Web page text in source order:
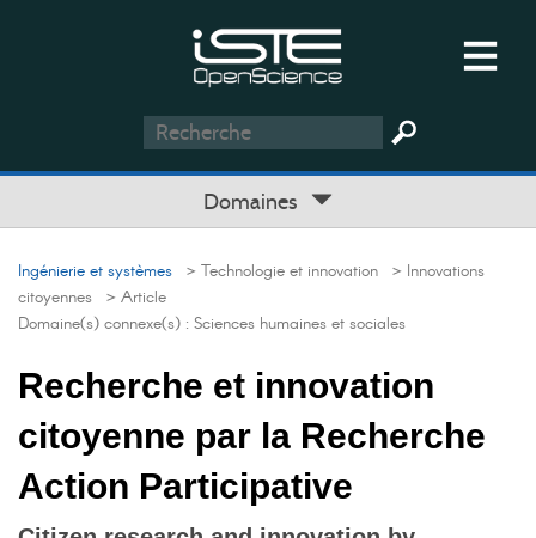
Domaines
Ingénierie et systèmes > Technologie et innovation > Innovations
citoyennes > Article
Domaine(s) connexe(s) : Sciences humaines et sociales
Recherche et innovation
citoyenne par la Recherche
Action Participative